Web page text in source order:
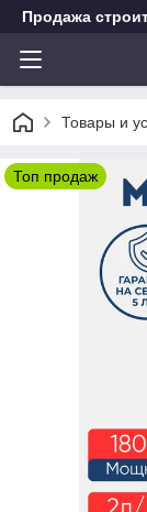
Продажа
Товары и
Топ продаж